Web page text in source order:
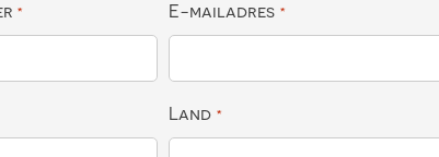
* E-mailadres *
Land *